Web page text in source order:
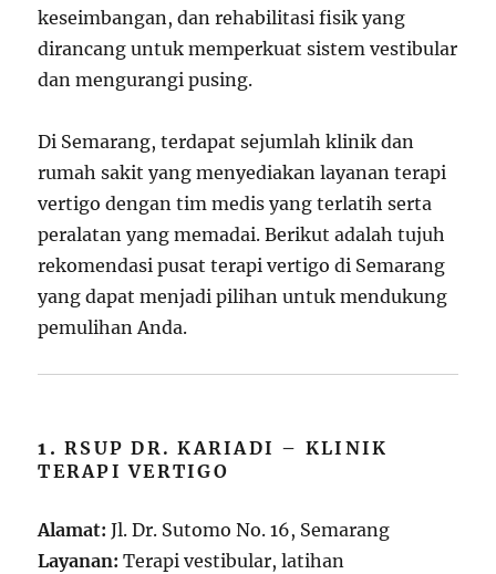
keseimbangan, dan rehabilitasi fisik yang
dirancang untuk memperkuat sistem vestibular
dan mengurangi pusing.
Di Semarang, terdapat sejumlah klinik dan
rumah sakit yang menyediakan layanan terapi
vertigo dengan tim medis yang terlatih serta
peralatan yang memadai. Berikut adalah tujuh
rekomendasi pusat terapi vertigo di Semarang
yang dapat menjadi pilihan untuk mendukung
pemulihan Anda.
1.RSUP DR. KARIADI – KLINIK
TERAPI VERTIGO
Alamat: Jl. Dr. Sutomo No. 16, Semarang
Layanan: Terapi vestibular, latihan